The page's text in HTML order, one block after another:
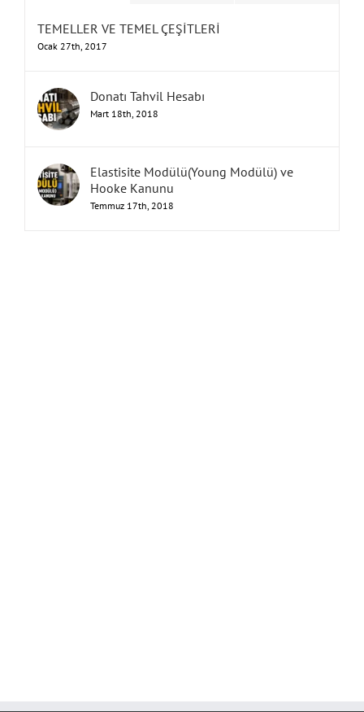
TEMELLER VE TEMEL ÇEŞİTLERİ
Ocak 27th, 2017
Donatı Tahvil Hesabı
Mart 18th, 2018
Elastisite Modülü(Young Modülü) ve
Hooke Kanunu
Temmuz 17th, 2018